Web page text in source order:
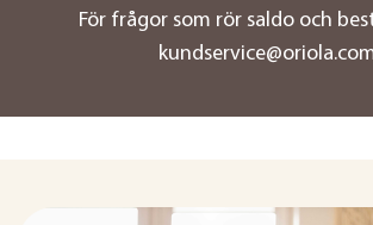
För frågor som rör saldo och